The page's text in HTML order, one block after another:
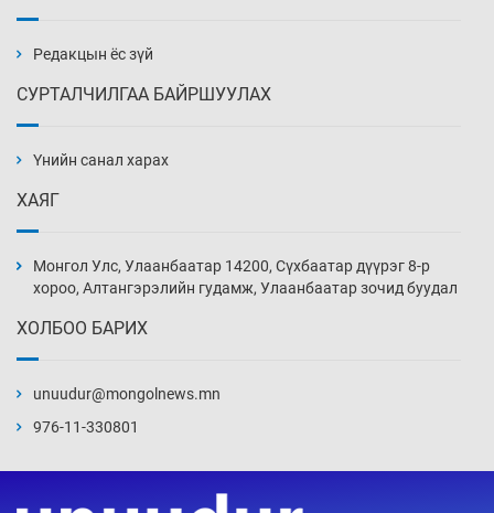
Уржигдар 14 цаг 00 мин
нэмэгджээ
Уржигдар 13 цаг 30 мин
Уржигдар 13 цаг 00 мин
Уржигдар 12 цаг 30 мин
Редакцын ёс зүй
СУРТАЛЧИЛГАА БАЙРШУУЛАХ
Үнийн санал харах
ХАЯГ
Монгол Улс, Улаанбаатар 14200, Сүхбаатар дүүрэг 8-р
хороо, Алтангэрэлийн гудамж, Улаанбаатар зочид буудал
ХОЛБОО БАРИХ
unuudur@mongolnews.mn
976-11-330801